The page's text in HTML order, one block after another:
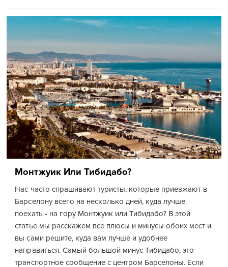
Монтжуик Или Тибидабо?
Нас часто спрашивают туристы, которые приезжают в
Барселону всего на несколько дней, куда лучше
поехать - на гору Монтжуик или Тибидабо? В этой
статье мы расскажем все плюсы и минусы обоих мест и
вы сами решите, куда вам лучше и удобнее
направиться. Самый большой минус Тибидабо, это
транспортное сообщение с центром Барселоны. Если